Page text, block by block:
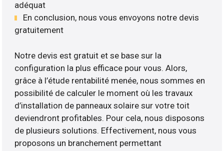
adéquat
En conclusion, nous vous envoyons notre devis
gratuitement
Notre devis est gratuit et se base sur la
configuration la plus efficace pour vous. Alors,
grâce à l’étude rentabilité menée, nous sommes en
possibilité de calculer le moment où les travaux
d’installation de panneaux solaire sur votre toit
deviendront profitables. Pour cela, nous disposons
de plusieurs solutions. Effectivement, nous vous
proposons un branchement permettant